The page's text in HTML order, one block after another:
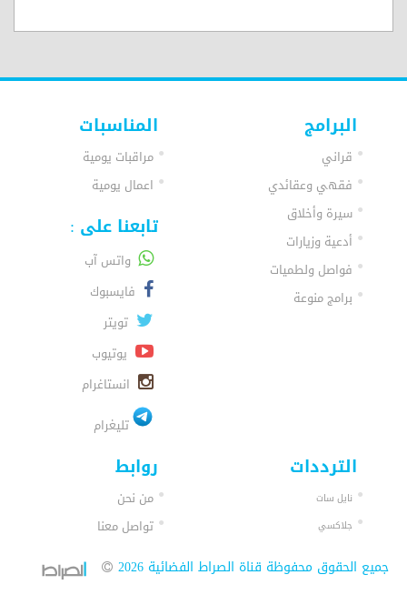
البرامج
قراني
فقهي وعقائدي
سيرة وأخلاق
أدعية وزيارات
فواصل ولطميات
برامج منوعة
المناسبات
مراقبات يومية
اعمال يومية
تابعنا على :
واتس آب
فايسبوك
تويتر
يوتيوب
انستاغرام
تليغرام
الترددات
نايل سات
جلاكسي
روابط
من نحن
تواصل معنا
جميع الحقوق محفوظة قناة الصراط الفضائية 2026